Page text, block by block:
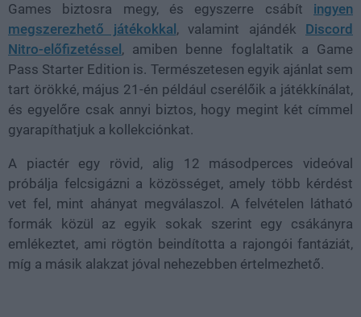
Games biztosra megy, és egyszerre csábít ingyen
megszerezhető játékokkal , valamint ajándék Discord
Nitro-előfizetéssel , amiben benne foglaltatik a Game
Pass Starter Edition is. Természetesen egyik ajánlat sem
tart örökké, május 21-én például cserélőik a játékkínálat,
és egyelőre csak annyi biztos, hogy megint két címmel
gyarapíthatjuk a kollekciónkat.
A piactér egy rövid, alig 12 másodperces videóval
próbálja felcsigázni a közösséget, amely több kérdést
vet fel, mint ahányat megválaszol. A felvételen látható
formák közül az egyik sokak szerint egy csákányra
emlékeztet, ami rögtön beindította a rajongói fantáziát,
míg a másik alakzat jóval nehezebben értelmezhető.